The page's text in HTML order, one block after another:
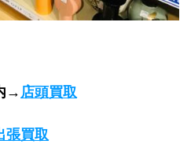
→ 店頭買取
張買取